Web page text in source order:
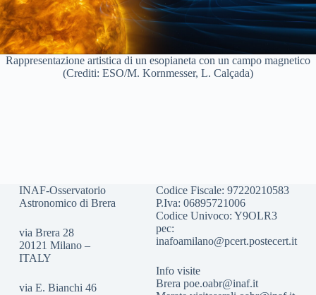
Rappresentazione artistica di un esopianeta con un campo magnetico
(Crediti: ESO/M. Kornmesser, L. Calçada)
INAF-Osservatorio
Astronomico di Brera
via Brera 28
20121 Milano –
ITALY
via E. Bianchi 46
Codice Fiscale: 97220210583
P.Iva: 06895721006
Codice Univoco: Y9OLR3
pec:
inafoamilano@pcert.postecert.it
Info visite
Brerapoe.oabr@inaf.it